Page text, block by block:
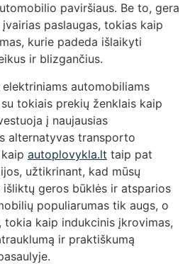
paviršiaus. Be to, gera
paslaugas, tokias kaip
kurie padeda išlaikyti
ir blizgančius.
automobiliams
tokiais prekių ženklais kaip
į naujausias
alternatyvas transporto
autoplovykla.lt taip pat
užtikrinant, kad mūsų
geros būklės ir atsparios
populiarumas tik augs, o
tokia kaip indukcinis įkrovimas,
ir praktiškumą